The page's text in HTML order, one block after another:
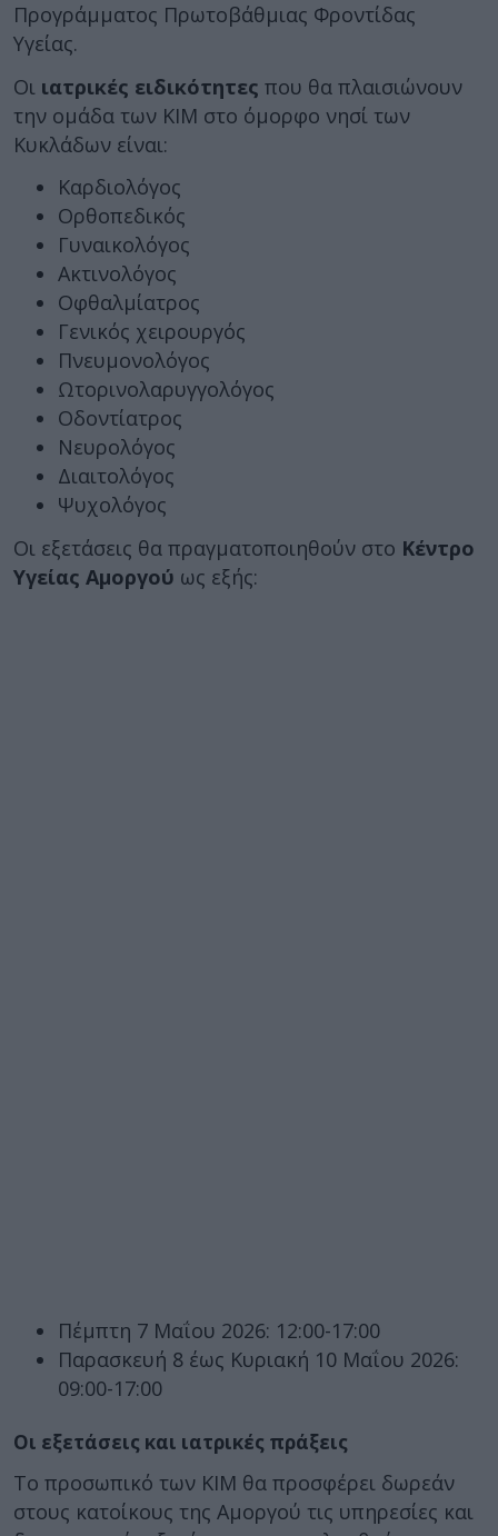
Προγράμματος Πρωτοβάθμιας Φροντίδας
Υγείας.
Οι ιατρικές ειδικότητες που θα πλαισιώνουν
την ομάδα των ΚΙΜ στο όμορφο νησί των
Κυκλάδων είναι:
Καρδιολόγος
Ορθοπεδικός
Γυναικολόγος
Ακτινολόγος
Οφθαλμίατρος
Γενικός χειρουργός
Πνευμονολόγος
Ωτορινολαρυγγολόγος
Οδοντίατρος
Νευρολόγος
Διαιτολόγος
Ψυχολόγος
Οι εξετάσεις θα πραγματοποιηθούν στο Κέντρο
Υγείας Αμοργού ως εξής:
Πέμπτη 7 Μαΐου 2026: 12:00-17:00
Παρασκευή 8 έως Κυριακή 10 Μαΐου 2026:
09:00-17:00
Οι εξετάσεις και ιατρικές πράξεις
Το προσωπικό των ΚΙΜ θα προσφέρει δωρεάν
στους κατοίκους της Αμοργού τις υπηρεσίες και